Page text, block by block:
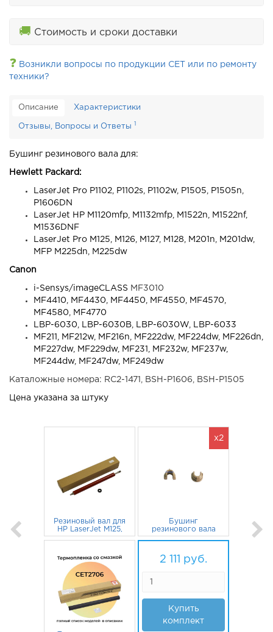
🚚 Стоимость и сроки доставки
❓ Возникли вопросы по продукции CET или по ремонту
техники?
Описание Характеристики
Отзывы, Вопросы и Ответы
Бушинг резинового вала для:
Hewlett Packard:
LaserJet Pro P1102, P1102s, P1102w, P1505, P1505n,
P1606DN
LaserJet HP M1120mfp, M1132mfp, M1522n, M1522nf,
M1536DNF
LaserJet Pro M125, M126, M127, M128, M201n, M201dw,
MFP M225dn, M225dw
Canon
i-Sensys/imageCLASS MF3010
MF4410, MF4430, MF4450, MF4550, MF4570,
MF4580, MF4770
LBP-6030, LBP-6030B, LBP-6030W, LBP-6033
MF211, MF212w, MF216n, MF222dw, MF224dw, MF226dn,
MF227dw, MF229dw, MF231, MF232w, MF237w,
MF244dw, MF247dw, MF249dw
Каталожные номера: RC2-1471, BSH-P1606, BSH-P1505
Цена указана за штуку
Резиновый вал для
HP LaserJet M125,
M126, Canon
Бушинг
резинового вала
RC2-1471 для HP
MF4410, MF237w
x2
2 111 руб.
Купить
комплект